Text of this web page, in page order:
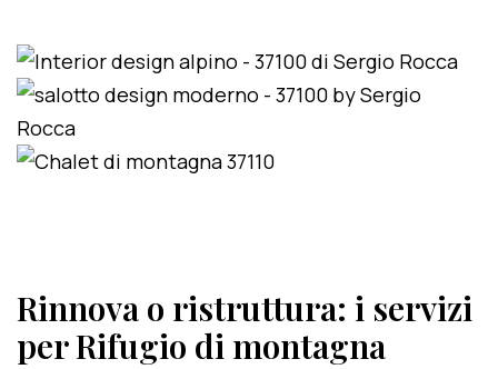
Rinnova o ristruttura: i servizi
per Rifugio di montagna